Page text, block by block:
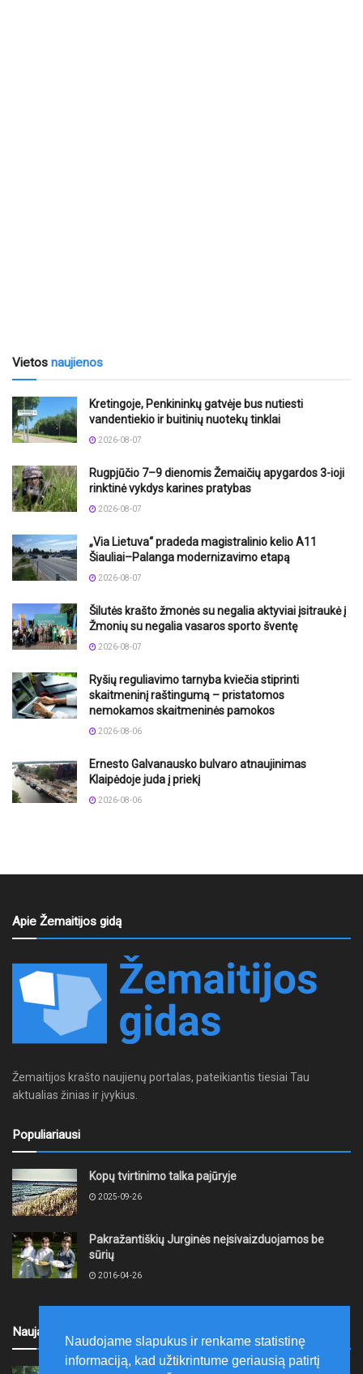
Vietos naujienos
Kretingoje, Penkininkų gatvėje bus nutiesti
vandentiekio ir buitinių nuotekų tinklai
2026-08-07
Rugpjūčio 7–9 dienomis Žemaičių apygardos 3-ioji
rinktinė vykdys karines pratybas
2026-08-07
„Via Lietuva“ pradeda magistralinio kelio A11
Šiauliai–Palanga modernizavimo etapą
2026-08-07
Šilutės krašto žmonės su negalia aktyviai įsitraukė į
Žmonių su negalia vasaros sporto šventę
2026-08-07
Ryšių reguliavimo tarnyba kviečia stiprinti
skaitmeninį raštingumą – pristatomos
nemokamos skaitmeninės pamokos
2026-08-06
Ernesto Galvanausko bulvaro atnaujinimas
Klaipėdoje juda į priekį
2026-08-06
Apie Žemaitijos gidą
Žemaitijos krašto naujienų portalas, pateikiantis tiesiai Tau
aktualias žinias ir įvykius.
Populiariausi
Kopų tvirtinimo talka pajūryje
2025-09-26
Pakražantiškių Jurginės neįsivaizduojamos be
sūrių
2016-04-26
Naujausi
Naudojame slapukus ir renkame statistinę
informaciją, kad užtikrintume geriausią patirtį